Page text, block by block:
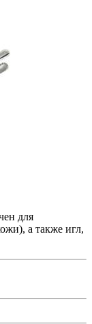
для
а также игл,